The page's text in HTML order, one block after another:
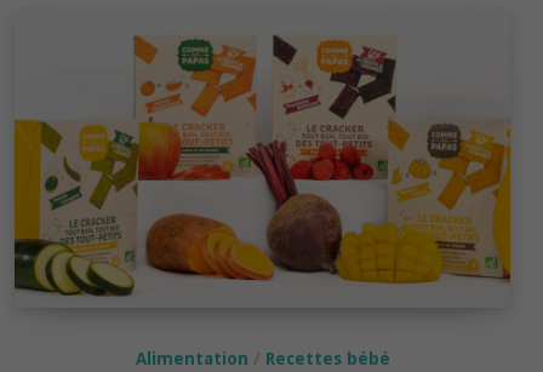
butternut
Alimentation Recettes bébé